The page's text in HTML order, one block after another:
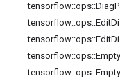
tensorflow::ops::Diag
tensorflow::ops::Edit
tensorflow::ops::Edit
tensorflow::ops::Empty
tensorflow::ops::Empty